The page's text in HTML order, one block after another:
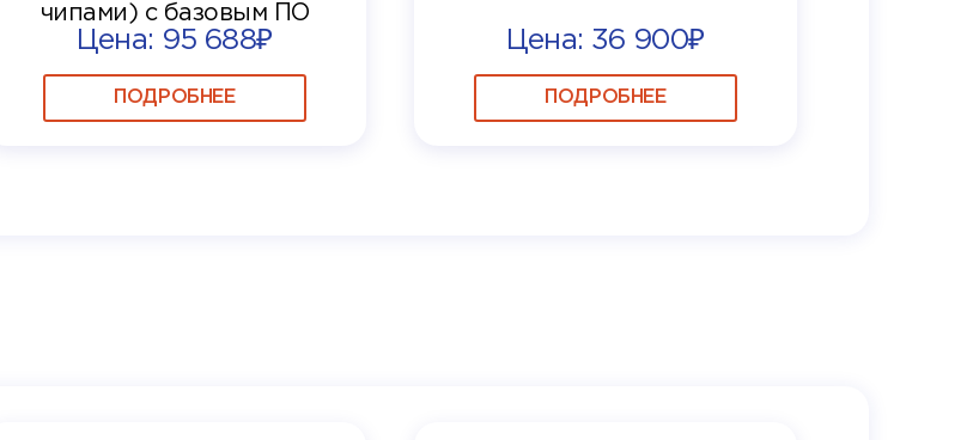
чипами) с базовым ПО
Цена: 95 688₽
ПОДРОБНЕЕ
Цена: 36 900₽
ПОДРОБНЕЕ